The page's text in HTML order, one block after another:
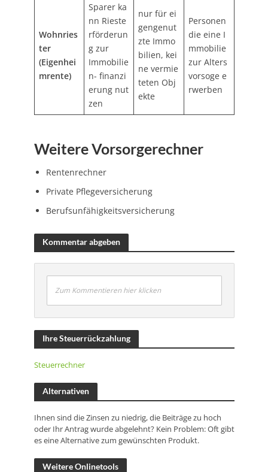
Wohnries
ter
(Eigenhei
mrente)
Sparer ka
nn Rieste
rförderun
g zur
Immobilie
n- finanzi
erung nut
zen
nur für ei
gengenut
zte Immo
bilien, kei
ne vermie
teten Obj
ekte
Personen
die eine I
mmobilie
zur Alters
vorsoge e
rwerben
Weitere Vorsorgerechner
Rentenrechner
Private Pflegeversicherung
Berufsunfähigkeitsversicherung
Kommentar abgeben
Zum Kommentieren hier klicken
Ihre Steuerrückzahlung
Steuerrechner
Alternativen
Ihnen sind die Zinsen zu niedrig, die Beiträge zu hoch
oder Ihr Antrag wurde abgelehnt? Kein Problem: Oft gibt
es eine Alternative zum gewünschten Produkt.
Weitere Onlinetools